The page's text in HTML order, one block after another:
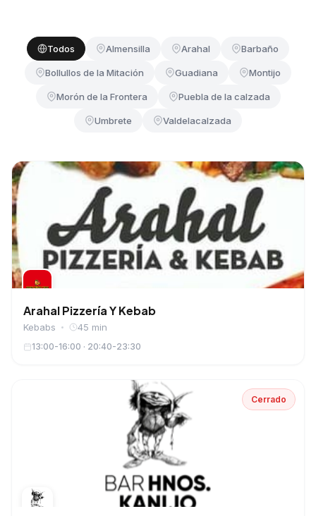
Todos Almensilla Arahal Barbaño
Bollullos de la Mitación Guadiana Montijo
Morón de la Frontera Puebla de la calzada
Umbrete Valdelacalzada
Arahal Pizzería Y Kebab
Kebabs 45 min
13:00-16:00 · 20:40-23:30
Cerrado